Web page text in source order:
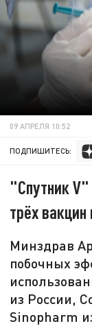
09 АПРЕЛЯ 10:52
ПОДПИШИТЕСЬ:
"Спутник
трёх
Минздрав
побочных
из России,
Sinopharm